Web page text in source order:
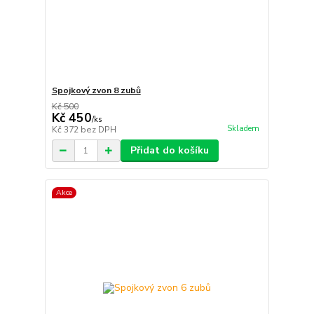
Spojkový zvon 8 zubů
Kč 500
Kč 450/ks
Kč 372 bez DPH Skladem
Přidat do košíku
Akce